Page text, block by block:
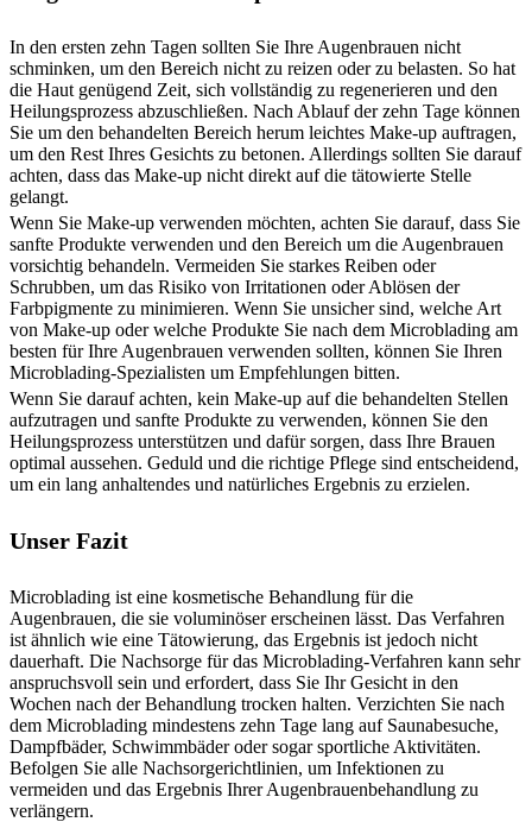
In den ersten zehn Tagen sollten Sie Ihre Augenbrauen nicht
schminken, um den Bereich nicht zu reizen oder zu belasten. So hat
die Haut genügend Zeit, sich vollständig zu regenerieren und den
Heilungsprozess abzuschließen. Nach Ablauf der zehn Tage können
Sie um den behandelten Bereich herum leichtes Make-up auftragen,
um den Rest Ihres Gesichts zu betonen. Allerdings sollten Sie darauf
achten, dass das Make-up nicht direkt auf die tätowierte Stelle
gelangt.
Wenn Sie Make-up verwenden möchten, achten Sie darauf, dass Sie
sanfte Produkte verwenden und den Bereich um die Augenbrauen
vorsichtig behandeln. Vermeiden Sie starkes Reiben oder
Schrubben, um das Risiko von Irritationen oder Ablösen der
Farbpigmente zu minimieren. Wenn Sie unsicher sind, welche Art
von Make-up oder welche Produkte Sie nach dem Microblading am
besten für Ihre Augenbrauen verwenden sollten, können Sie Ihren
Microblading-Spezialisten um Empfehlungen bitten.
Wenn Sie darauf achten, kein Make-up auf die behandelten Stellen
aufzutragen und sanfte Produkte zu verwenden, können Sie den
Heilungsprozess unterstützen und dafür sorgen, dass Ihre Brauen
optimal aussehen. Geduld und die richtige Pflege sind entscheidend,
um ein lang anhaltendes und natürliches Ergebnis zu erzielen.
Unser Fazit
Microblading ist eine kosmetische Behandlung für die
Augenbrauen, die sie voluminöser erscheinen lässt. Das Verfahren
ist ähnlich wie eine Tätowierung, das Ergebnis ist jedoch nicht
dauerhaft. Die Nachsorge für das Microblading-Verfahren kann sehr
anspruchsvoll sein und erfordert, dass Sie Ihr Gesicht in den
Wochen nach der Behandlung trocken halten. Verzichten Sie nach
dem Microblading mindestens zehn Tage lang auf Saunabesuche,
Dampfbäder, Schwimmbäder oder sogar sportliche Aktivitäten.
Befolgen Sie alle Nachsorgerichtlinien, um Infektionen zu
vermeiden und das Ergebnis Ihrer Augenbrauenbehandlung zu
verlängern.